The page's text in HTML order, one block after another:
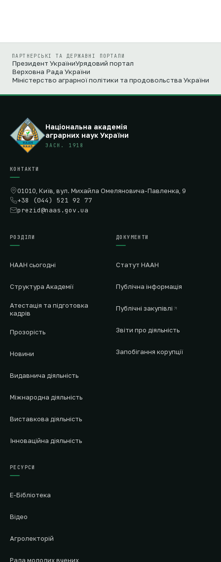
ПАРТНЕРСЬКІ ТА ДЕРЖАВНІ ПОРТАЛИ
Президент УкраїниУрядовий портал
Верховна Рада України
Міністерство аграрної політики та продовольства України
Національна академія
аграрних наук України
ЗАСН. 1918
КОНТАКТИ
01010, Київ, вул. Михайла Омеляновича-Павленка, 9
+38 (044) 521 92 77
prezid@naas.gov.ua
РОЗДІЛИ
НААН сьогодні
Структура Академії
Атестація та підготовка
кадрів
Прозорість
Новини
Видавнича діяльність
Міжнародна діяльність
Виставкова діяльність
Інноваційна діяльність
ДОКУМЕНТИ
Статут НААН
Публічна інформація
Публічні закупівлі
Звіти про діяльність
Запобігання корупції
РЕСУРСИ
Е-Бібліотека
Відео
Агролекторій
Рада молодих вчених